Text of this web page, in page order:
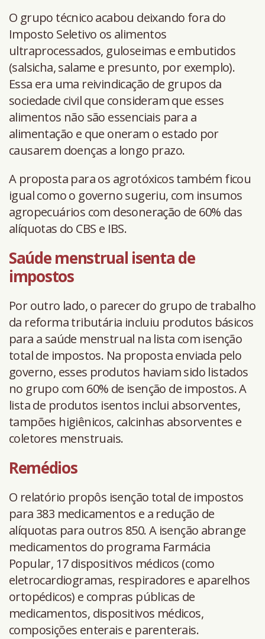
O grupo técnico acabou deixando fora do
Imposto Seletivo os alimentos
ultraprocessados, guloseimas e embutidos
(salsicha, salame e presunto, por exemplo).
Essa era uma reivindicação de grupos da
sociedade civil que consideram que esses
alimentos não são essenciais para a
alimentação e que oneram o estado por
causarem doenças a longo prazo.
A proposta para os agrotóxicos também ficou
igual como o governo sugeriu, com insumos
agropecuários com desoneração de 60% das
alíquotas do CBS e IBS.
Saúde menstrual isenta de
impostos
Por outro lado, o parecer do grupo de trabalho
da reforma tributária incluiu produtos básicos
para a saúde menstrual na lista com isenção
total de impostos. Na proposta enviada pelo
governo, esses produtos haviam sido listados
no grupo com 60% de isenção de impostos. A
lista de produtos isentos inclui absorventes,
tampões higiênicos, calcinhas absorventes e
coletores menstruais.
Remédios
O relatório propôs isenção total de impostos
para 383 medicamentos e a redução de
alíquotas para outros 850. A isenção abrange
medicamentos do programa Farmácia
Popular, 17 dispositivos médicos (como
eletrocardiogramas, respiradores e aparelhos
ortopédicos) e compras públicas de
medicamentos, dispositivos médicos,
composições enterais e parenterais.